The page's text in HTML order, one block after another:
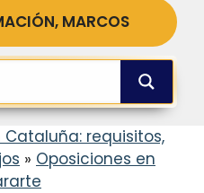
MARCOS
requisitos,
» Oposiciones en